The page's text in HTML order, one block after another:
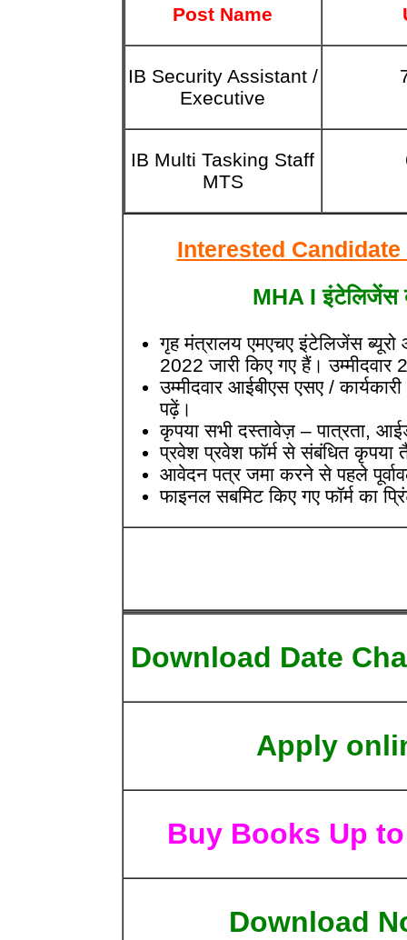
Post Name
IB Security Assistant /
Executive
IB Multi Tasking Staff
MTS
Interested
MHA I इंटेलिजेंस
गृह मंत्रालय एमएचए इंटेलिजेंस ब्यूरो
2022 जारी किए गए हैं।
उम्मीदवार आईबीएस एसए /
पढ़ें।
कृपया सभी दस्तावेज़ – पात्रता,
प्रवेश प्रवेश फॉर्म से संबंधित कृपया
आवेदन पत्र जमा करने से पहले
फाइनल सबमिट किए गए फॉर्म का
Download Date
Apply
Buy Books Up
Download